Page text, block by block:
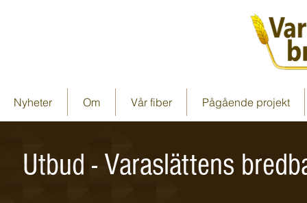
Nyheter Om Vår fiber Pågående projekt
Utbud - Varaslättens